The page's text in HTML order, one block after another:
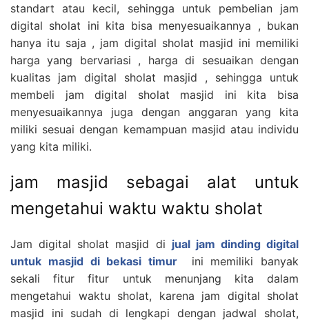
standart atau kecil, sehingga untuk pembelian jam
digital sholat ini kita bisa menyesuaikannya , bukan
hanya itu saja , jam digital sholat masjid ini memiliki
harga yang bervariasi , harga di sesuaikan dengan
kualitas jam digital sholat masjid , sehingga untuk
membeli jam digital sholat masjid ini kita bisa
menyesuaikannya juga dengan anggaran yang kita
miliki sesuai dengan kemampuan masjid atau individu
yang kita miliki.
jam masjid sebagai alat untuk
mengetahui waktu waktu sholat
Jam digital sholat masjid di jual jam dinding digital
untuk masjid di bekasi timur
ini memiliki banyak
sekali fitur fitur untuk menunjang kita dalam
mengetahui waktu sholat, karena jam digital sholat
masjid ini sudah di lengkapi dengan jadwal sholat,